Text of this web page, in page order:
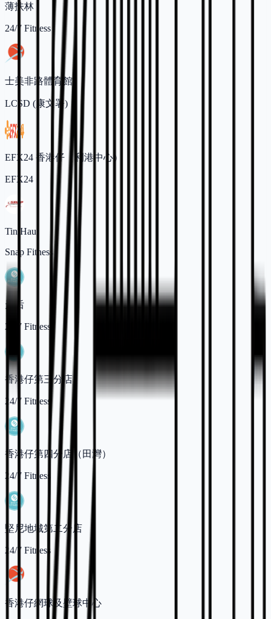
薄扶林
24/7 Fitness
士美非路體育館
LCSD (康文署)
EFX24 香港仔（利港中心）
EFX24
Tin Hau
Snap Fitness
天后
24/7 Fitness
香港仔第三分店
24/7 Fitness
香港仔第四分店（田灣）
24/7 Fitness
堅尼地城第二分店
24/7 Fitness
香港仔網球及壁球中心